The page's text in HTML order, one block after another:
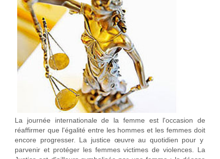
La journée internationale de la femme est l'occasion de
réaffirmer que l'égalité entre les hommes et les femmes doit
encore progresser. La justice œuvre au quotidien pour y
parvenir et protéger les femmes victimes de violences. La